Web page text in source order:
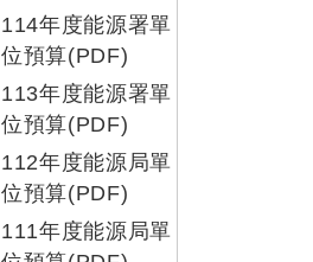
114年度能源署單
位預算(PDF)
113年度能源署單
位預算(PDF)
112年度能源局單
位預算(PDF)
111年度能源局單